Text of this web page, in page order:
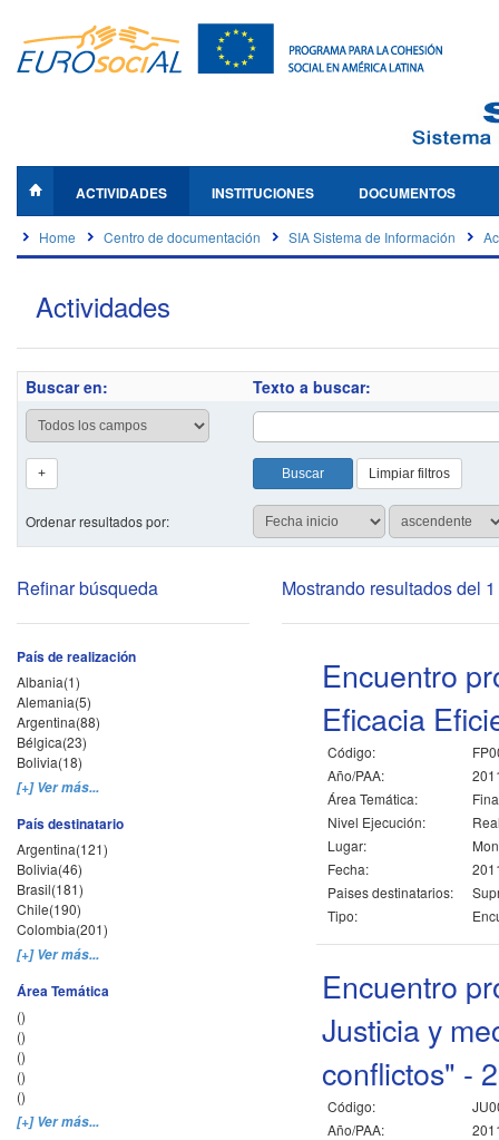
ACTIVIDADES INSTITUCIONES DOCUMENTOS
Home Centro de documentación SIA Sistema de Información
Actividades
Buscar en: Texto a buscar:
Ordenar resultados por:
Refinar búsqueda
País de realización
Albania(1)
Alemania(5)
Argentina(88)
Bélgica(23)
Bolivia(18)
[+] Ver más...
País destinatario
Argentina(121)
Bolivia(46)
Brasil(181)
Chile(190)
Colombia(201)
[+] Ver más...
Área Temática
()
()
()
()
()
[+] Ver más...
Mostrando resultados del
Encuentro
Eficacia
Código:
Año/PAA:
Área Temática:
Nivel Ejecución:
Lugar:
Fecha:
Paises destinatarios:
Tipo:
Encuentro
Justicia y
conflictos" -
Código:
Año/PAA: